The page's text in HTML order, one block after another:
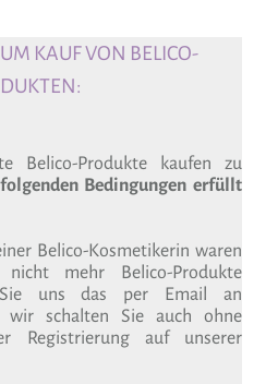
KAUF VON BELICO-
Belico-Produkte kaufen zu
Bedingungen erfüllt
Belico-Kosmetikerin waren
mehr Belico-Produkte
uns das per Email an
schalten Sie auch ohne
Registrierung auf unserer